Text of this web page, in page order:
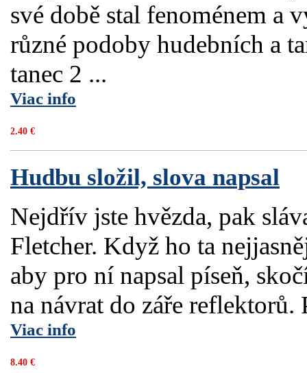
své době stal fenoménem
různé podoby hudebních a
tanec 2 ...
Viac info
2.40 €
Hudbu složil, slova napsal
Nejdřív jste hvězda, pak
Fletcher. Když ho ta
aby pro ní napsal píseň,
na návrat do záře
Viac info
8.40 €